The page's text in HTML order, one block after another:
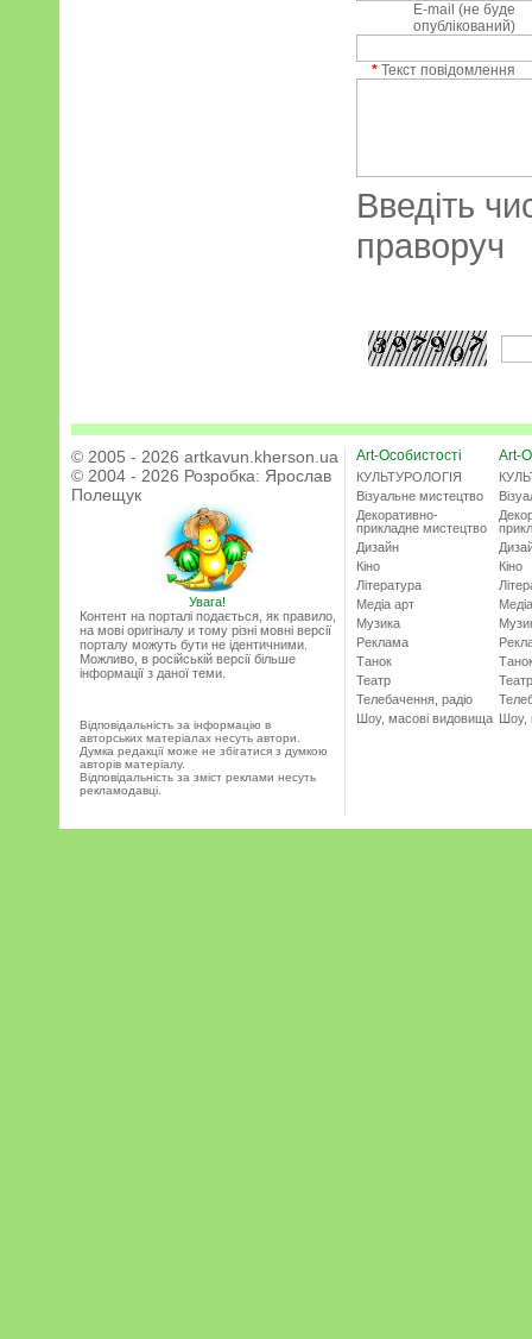
E-mail (не буде
опублікований)
* Текст повідомлення
Введіть
праворуч
© 2005 - 2026 artkavun.kherson.ua
© 2004 - 2026 Розробка: Ярослав
Полещук
Увага!
Контент на порталі подається, як правило,
на мові оригіналу и тому різні мовні версії
порталу можуть бути не ідентичними.
Можливо, в російській версії більше
інформації з даної теми.
Відповідальність за інформацію в
авторських матеріалах несуть автори.
Думка редакції може не збігатися з думкою
авторів матеріалу.
Відповідальність за зміст реклами несуть
рекламодавці.
Art-Особистості
КУЛЬТУРОЛОГІЯ
Візуальне мистецтво
Декоративно-
прикладне мистецтво
Дизайн
Кіно
Література
Медіа арт
Музика
Реклама
Танок
Театр
Телебачення, радіо
Шоу, масові видовища
Art-
Кіно
Театр
Шоу,